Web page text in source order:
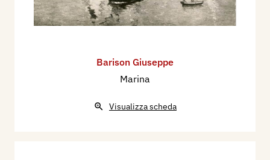
Barison Giuseppe
Marina
Visualizza scheda